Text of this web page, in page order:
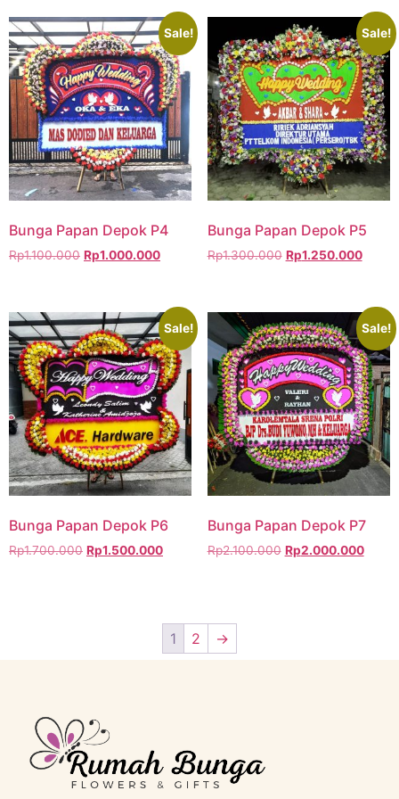
Sale!
Bunga Papan Depok P4
Rp1.100.000 Rp1.000.000
Sale!
Bunga Papan Depok P5
Rp1.300.000 Rp1.250.000
Sale!
Bunga Papan Depok P6
Rp1.700.000 Rp1.500.000
Sale!
Bunga Papan Depok P7
Rp2.100.000 Rp2.000.000
1 2 →